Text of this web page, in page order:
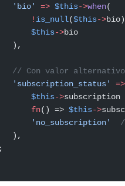
'bio'
=> $this->when(
!
is_null($this->
$this
->bio
),
// Con valor
'subscription_status'
=>
$this
->subscription
fn
() => $this->
'no_subscription'
),